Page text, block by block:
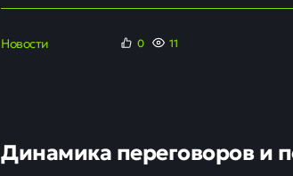
Новости 0 11
Динамика переговоров и